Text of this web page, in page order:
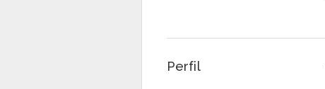
Perfil